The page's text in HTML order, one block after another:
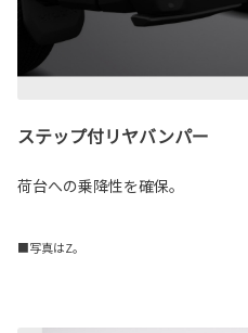
ステップ付リヤバンパー
荷台への乗降性を確保。
■写真はZ。